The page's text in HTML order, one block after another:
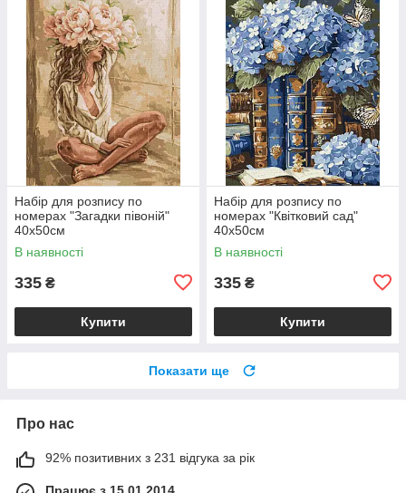
Набір для розпису по
номерах "Загадки півоній"
40х50см
В наявності
335 ₴
Купити
Набір для розпису по
номерах "Квітковий сад"
40х50см
В наявності
335 ₴
Купити
Показати ще
Про нас
92% позитивних з 231 відгука за рік